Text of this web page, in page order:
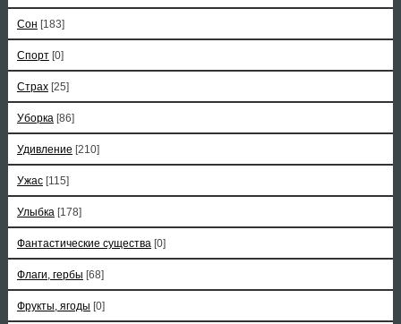
Сон [183]
Спорт [0]
Страх [25]
Уборка [86]
Удивление [210]
Ужас [115]
Улыбка [178]
Фантастические существа [0]
Флаги, гербы [68]
Фрукты, ягоды [0]